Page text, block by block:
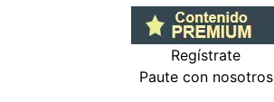
Regístrate
Paute con nosotros